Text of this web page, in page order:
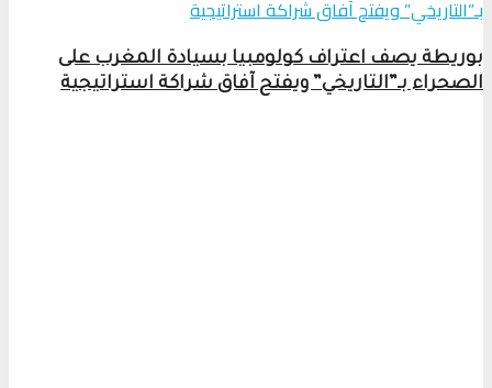
بوريطة يصف اعتراف كولومبيا بسيادة المغرب على
الصحراء بـ”التاريخي” ويفتح آفاق شراكة استراتيجية